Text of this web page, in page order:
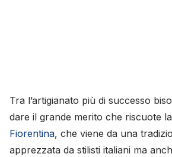
Tra l’artigianato più di successo
dare il grande merito che riscuote la
Fiorentina, che viene da una
apprezzata da stilisti italiani ma